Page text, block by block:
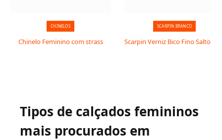
CHINELOS
Chinelo Feminino com strass
SCARPIN BRANCO
Scarpin Verniz Bico Fino Salto
Tipos de calçados femininos
mais procurados em